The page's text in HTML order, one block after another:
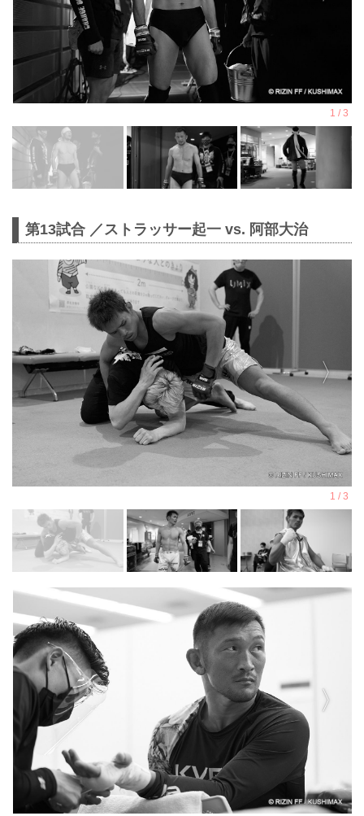
第13試合 ／ストラッサー起一 vs. 阿部大治